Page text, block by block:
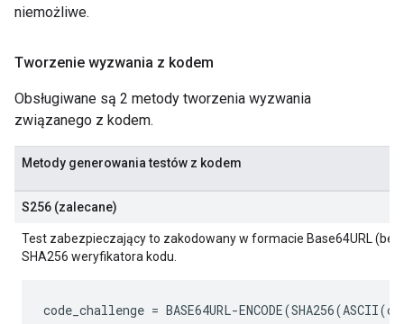
niemożliwe.
Tworzenie wyzwania z kodem
Obsługiwane są 2 metody tworzenia wyzwania
związanego z kodem.
Metody generowania testów z kodem
S256 (zalecane)
Test zabezpieczający to zakodowany w formacie Base64URL (bez
SHA256 weryfikatora kodu.
code_challenge = BASE64URL-ENCODE(SHA256(ASCII(